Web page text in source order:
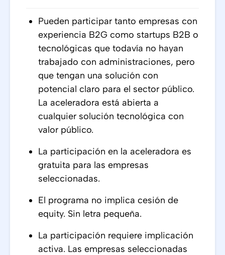
Pueden participar tanto empresas con
experiencia B2G como startups B2B o
tecnológicas que todavía no hayan
trabajado con administraciones, pero
que tengan una solución con
potencial claro para el sector público.
La aceleradora está abierta a
cualquier solución tecnológica con
valor público.
La participación en la aceleradora es
gratuita para las empresas
seleccionadas.
El programa no implica cesión de
equity. Sin letra pequeña.
La participación requiere implicación
activa. Las empresas seleccionadas